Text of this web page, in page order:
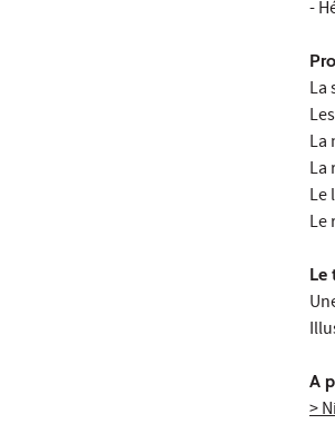
-
La
La
La
Le
Le
Le
A
>